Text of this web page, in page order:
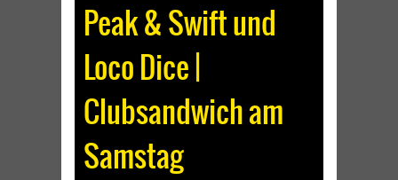
Peak & Swift und
Loco Dice |
Clubsandwich am
Samstag